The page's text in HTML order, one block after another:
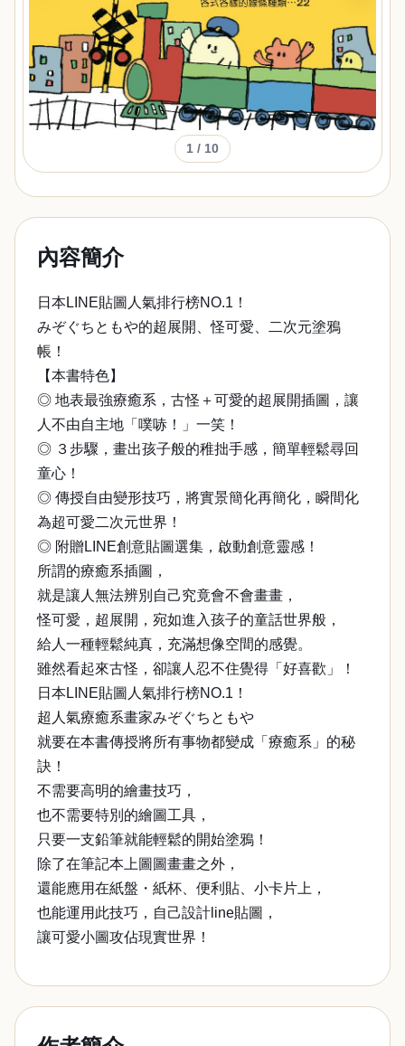
1 / 10
內容簡介
日本LINE貼圖人氣排行榜NO.1！
みぞぐちともや的超展開、怪可愛、二次元塗鴉
帳！
【本書特色】
◎ 地表最強療癒系，古怪＋可愛的超展開插圖，讓
人不由自主地「噗哧！」一笑！
◎ ３步驟，畫出孩子般的稚拙手感，簡單輕鬆尋回
童心！
◎ 傳授自由變形技巧，將實景簡化再簡化，瞬間化
為超可愛二次元世界！
◎ 附贈LINE創意貼圖選集，啟動創意靈感！
所謂的療癒系插圖，
就是讓人無法辨別自己究竟會不會畫畫，
怪可愛，超展開，宛如進入孩子的童話世界般，
給人一種輕鬆純真，充滿想像空間的感覺。
雖然看起來古怪，卻讓人忍不住覺得「好喜歡」！
日本LINE貼圖人氣排行榜NO.1！
超人氣療癒系畫家みぞぐちともや
就要在本書傳授將所有事物都變成「療癒系」的秘
訣！
不需要高明的繪畫技巧，
也不需要特別的繪圖工具，
只要一支鉛筆就能輕鬆的開始塗鴉！
除了在筆記本上圖圖畫畫之外，
還能應用在紙盤・紙杯、便利貼、小卡片上，
也能運用此技巧，自己設計line貼圖，
讓可愛小圖攻佔現實世界！